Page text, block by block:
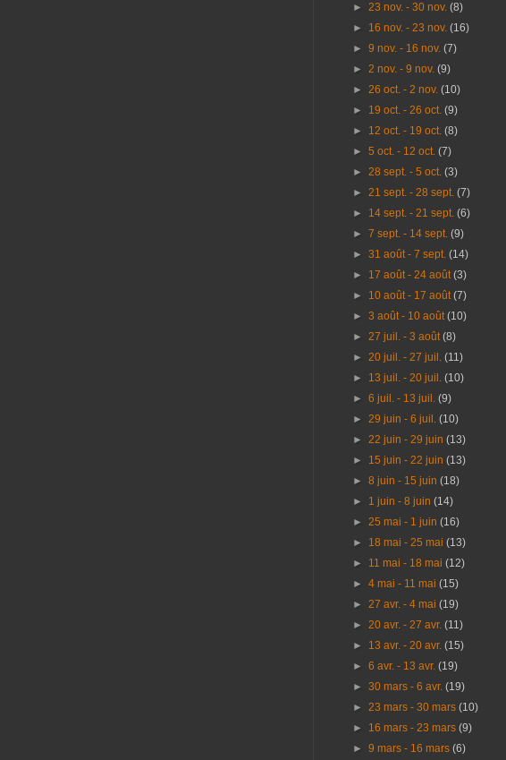
►23 nov. - 30 nov.(8)
► 16 nov. - 23 nov.(16)
►9 nov. - 16 nov.(7)
►2 nov. - 9 nov.(9)
►26 oct. - 2 nov.(10)
► 19 oct. - 26 oct.(9)
► 12 oct. - 19 oct.(8)
►5 oct. - 12 oct.(7)
►28 sept. - 5 oct.(3)
►21 sept. - 28 sept.(7)
► 14 sept. - 21 sept.(6)
►7 sept. - 14 sept.(9)
►31 août - 7 sept.(14)
► 17 août - 24 août(3)
► 10 août - 17 août(7)
►3 août - 10 août(10)
►27 juil. - 3 août(8)
►20 juil. - 27 juil.(11)
► 13 juil. - 20 juil.(10)
►6 juil. - 13 juil.(9)
►29 juin - 6 juil.(10)
►22 juin - 29 juin(13)
► 15 juin - 22 juin(13)
►8 juin - 15 juin(18)
► 1 juin - 8 juin(14)
►25 mai - 1 juin(16)
► 18 mai - 25 mai(13)
► 11 mai - 18 mai(12)
►4 mai - 11 mai(15)
►27 avr. - 4 mai(19)
►20 avr. - 27 avr.(11)
► 13 avr. - 20 avr.(15)
►6 avr. - 13 avr.(19)
►30 mars - 6 avr.(19)
►23 mars - 30 mars(10)
► 16 mars - 23 mars(9)
►9 mars - 16 mars(6)